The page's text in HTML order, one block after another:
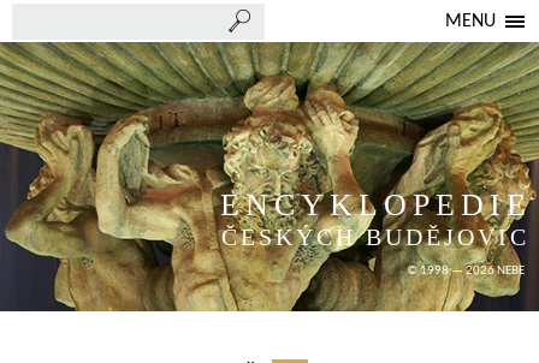
MENU
ENCYKLOPEDIE
ČESKÝCH BUDĚJOVIC
© 1998 — 2026 NEBE